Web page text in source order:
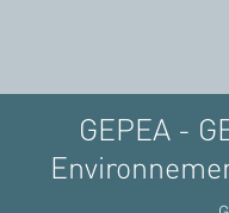
GEPEA -